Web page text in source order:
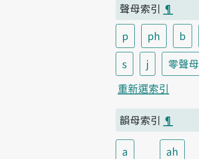
聲母索引 ¶
p
ph b
s
j
零聲母
重新選索引
韻母索引 ¶
a ah